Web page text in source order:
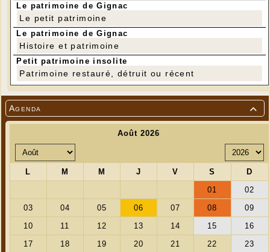

Agenda
Le patrimoine de Gignac
Le petit patrimoine
Le patrimoine de Gignac
Histoire et patrimoine
Petit patrimoine insolite
Patrimoine restauré, détruit ou récent